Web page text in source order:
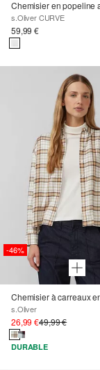
s.Oliver CURVE
59,99 €
-46%
s.Oliver
26,99 €49,99 €
DURABLE